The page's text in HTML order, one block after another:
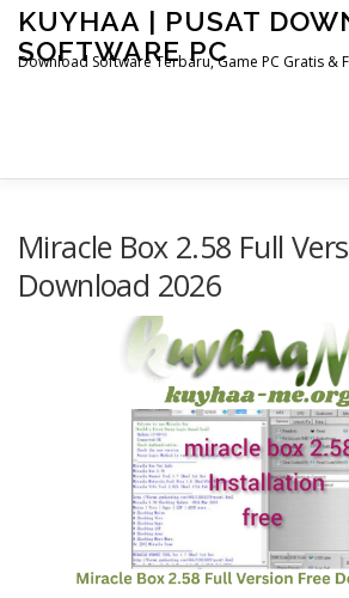
Skip
content
KUYHAA | PUSAT
SOFTWARE PC
Download Software Terbaru, Game PC Gratis &
OTHER PAGES
Miracle Box 2.58 Full
Download 2026